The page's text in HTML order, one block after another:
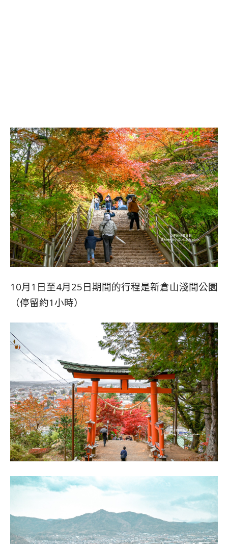
10月1日至4月25日期間的行程是新倉山淺間公園
（停留約1小時）